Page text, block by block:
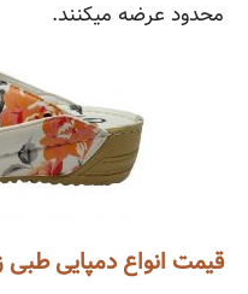
محدود عرضه میکنند.
قیمت انواع دمپایی طبی